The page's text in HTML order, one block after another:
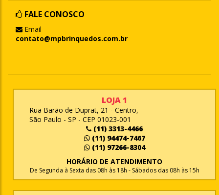
FALE CONOSCO
Email
contato@mpbrinquedos.com.br
LOJA 1
Rua Barão de Duprat, 21 - Centro,
São Paulo - SP - CEP 01023-001
(11) 3313-4466
(11) 94474-7467
(11) 97266-8304
HORÁRIO DE ATENDIMENTO
De Segunda à Sexta das 08h às 18h - Sábados das 08h às 15h